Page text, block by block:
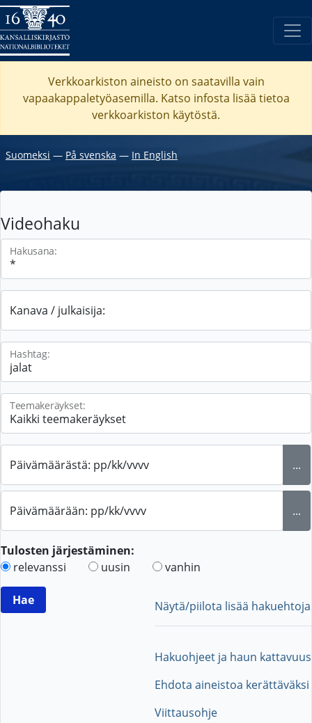
Verkkoarkiston aineisto on saatavilla vain
vapaakappaletyöasemilla. Katso infosta lisää tietoa
verkkoarkiston käytöstä.
Suomeksi ― På svenska ― In English
Videohaku
Hakusana:
Kanava / julkaisija:
Hashtag:
Teemakeräykset:
Päivämäärästä: pp/kk/vvvv ...
Päivämäärään: pp/kk/vvvv ...
Tulosten järjestäminen:
relevanssi
uusin vanhin
Näytä/piilota lisää hakuehtoja
Hakuohjeet ja haun kattavuus
Ehdota aineistoa kerättäväksi
Viittausohje